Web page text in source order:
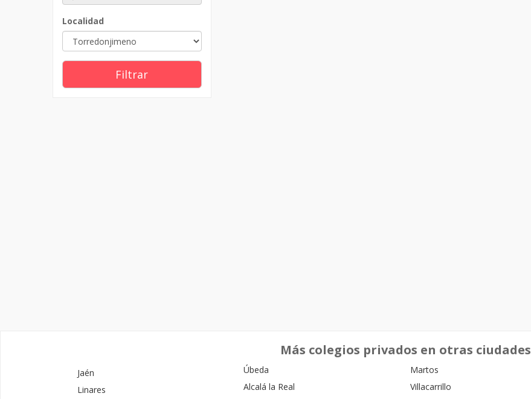
Localidad
Filtrar
Más colegios privados en otras ciudades
Jaén
Linares
Úbeda
Alcalá la Real
Martos
Villacarrillo